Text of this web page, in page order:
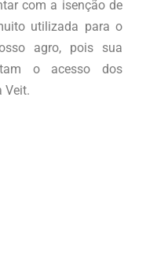
com a isenção de
utilizada para o
agro, pois sua
o acesso dos
Veit.